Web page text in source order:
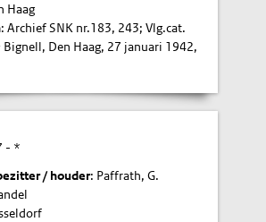
Haag
: Archief SNK nr.183, 243; Vlg.cat.
Bignell, Den Haag, 27 januari 1942,
- *
/ houder: Paffrath, G.